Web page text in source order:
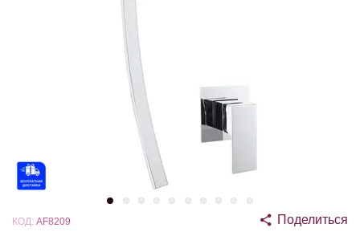
КОД: AF8209 Поделиться